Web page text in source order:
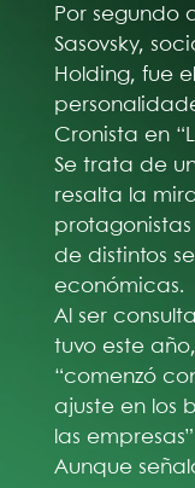
Por segundo
Sasovsky,
Holding, fue
Cronista en
Se trata de
resalta la
de distintos
económicas.
Al ser
tuvo este
“comenzó
ajuste en los
las
Aunque